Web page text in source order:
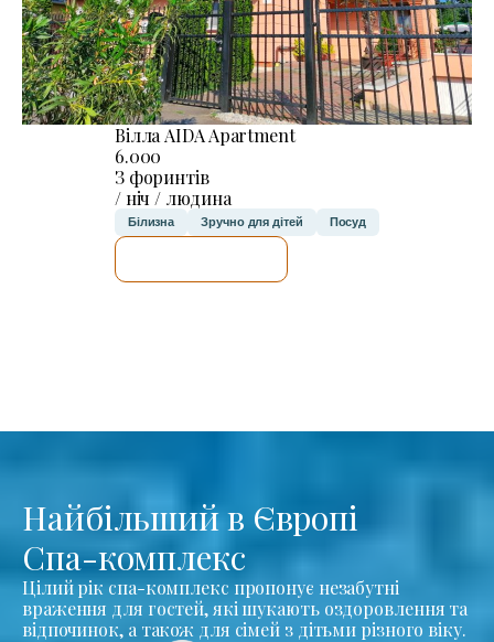
Вілла AIDA Apartment
6.000
З форинтів
/ ніч / людина
Білизна Зручно для дітей Посуд
Найбільший в Європі
Спа-комплекс
Цілий рік спа-комплекс пропонує незабутні
враження для гостей, які шукають оздоровлення та
відпочинок, а також для сімей з дітьми різного віку.